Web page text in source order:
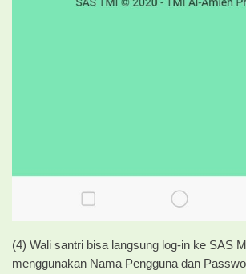
(4) Wali santri bisa langsung log-in ke SAS
menggunakan Nama Pengguna dan